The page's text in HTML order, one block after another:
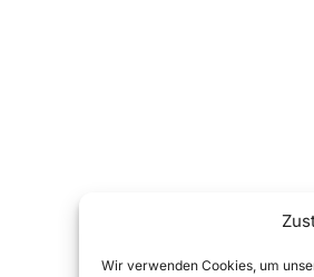
Wir verwenden Cookies, um